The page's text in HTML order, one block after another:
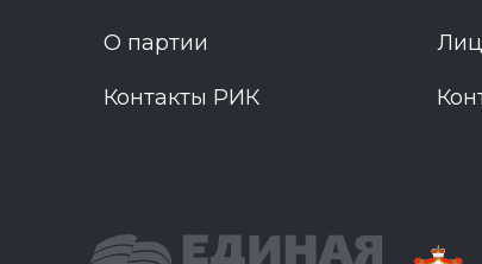
О партии
Контакты РИК